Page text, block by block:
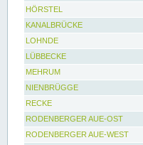
HÖRSTEL
KANALBRÜCKE
LOHNDE
LÜBBECKE
MEHRUM
NIENBRÜGGE
RECKE
RODENBERGER AUE-OST
RODENBERGER AUE-WEST